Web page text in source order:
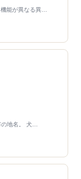
能が異なる異…
地名。 犬…